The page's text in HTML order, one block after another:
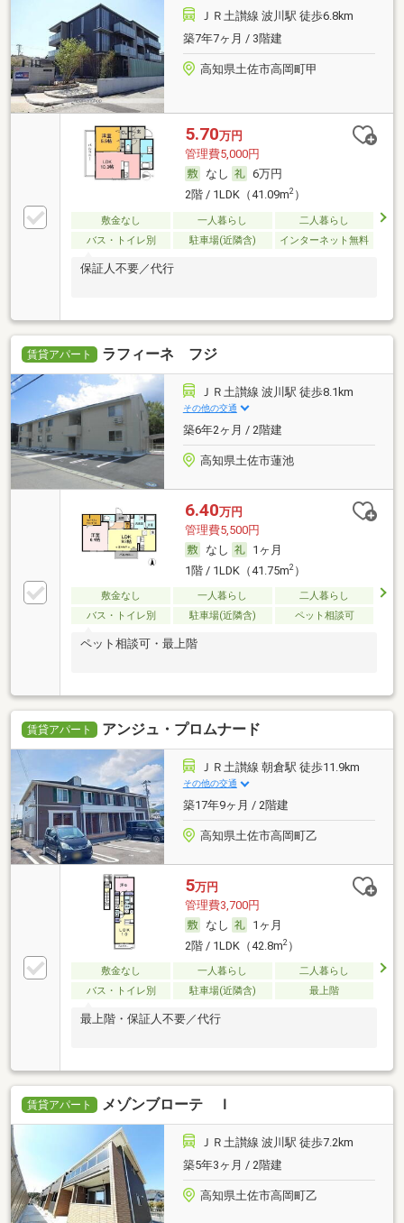
ＪＲ土讃線 波川駅 徒歩6.8km
築7年7ヶ月 / 3階建
高知県土佐市高岡町甲
5.70万円
管理費5,000円
なし
6万円
2階 / 1LDK（41.09m2）
敷金なし 一人暮らし
二人暮らし
バス・トイレ別
駐車場(近隣含) インターネット無料
保証人不要／代行
賃貸アパート ラフィーネ フジ
ＪＲ土讃線 波川駅 徒歩8.1km
その他の交通
築6年2ヶ月 / 2階建
高知県土佐市蓮池
6.40万円
管理費5,500円
なし
1ヶ月
1階 / 1LDK（41.75m2）
敷金なし 一人暮らし
二人暮らし
バス・トイレ別
駐車場(近隣含) ペット相談可
ペット相談可・最上階
賃貸アパート アンジュ・プロムナード
ＪＲ土讃線 朝倉駅 徒歩11.9km
その他の交通
築17年9ヶ月 / 2階建
高知県土佐市高岡町乙
5万円
管理費3,700円
なし
1ヶ月
2階 / 1LDK（42.8m2）
敷金なし 一人暮らし
二人暮らし
バス・トイレ別
駐車場(近隣含) 最上階
最上階・保証人不要／代行
賃貸アパート メゾンブローテ Ｉ
ＪＲ土讃線 波川駅 徒歩7.2km
築5年3ヶ月 / 2階建
高知県土佐市高岡町乙